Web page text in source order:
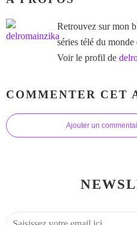
Retrouvez sur mon
séries télé du
Voir le profil de
COMMENTER CET
Ajouter un